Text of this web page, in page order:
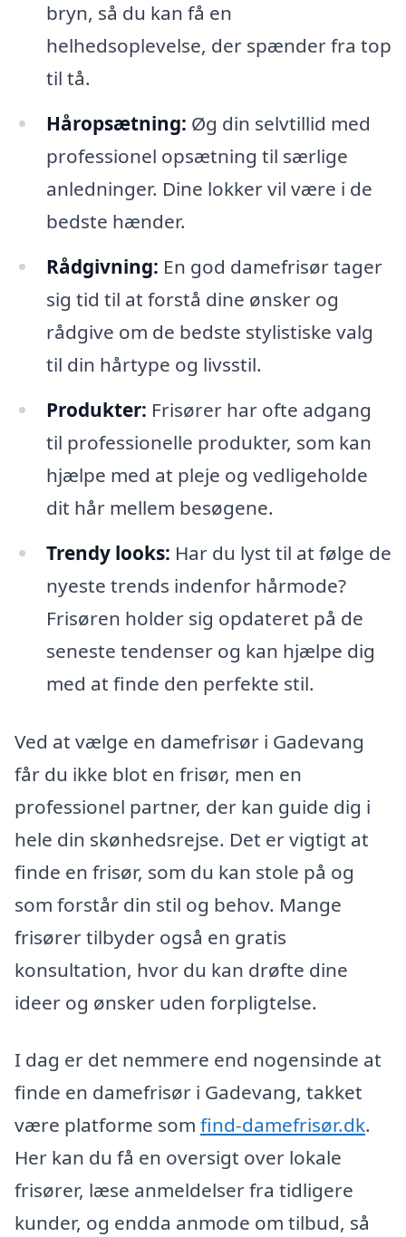
bryn, så du kan få en
helhedsoplevelse, der spænder fra top
til tå.
Håropsætning: Øg din selvtillid med
professionel opsætning til særlige
anledninger. Dine lokker vil være i de
bedste hænder.
Rådgivning: En god damefrisør tager
sig tid til at forstå dine ønsker og
rådgive om de bedste stylistiske valg
til din hårtype og livsstil.
Produkter: Frisører har ofte adgang
til professionelle produkter, som kan
hjælpe med at pleje og vedligeholde
dit hår mellem besøgene.
Trendy looks: Har du lyst til at følge de
nyeste trends indenfor hårmode?
Frisøren holder sig opdateret på de
seneste tendenser og kan hjælpe dig
med at finde den perfekte stil.
Ved at vælge en damefrisør i Gadevang
får du ikke blot en frisør, men en
professionel partner, der kan guide dig i
hele din skønhedsrejse. Det er vigtigt at
finde en frisør, som du kan stole på og
som forstår din stil og behov. Mange
frisører tilbyder også en gratis
konsultation, hvor du kan drøfte dine
ideer og ønsker uden forpligtelse.
I dag er det nemmere end nogensinde at
finde en damefrisør i Gadevang, takket
være platforme som find-damefrisør.dk.
Her kan du få en oversigt over lokale
frisører, læse anmeldelser fra tidligere
kunder, og endda anmode om tilbud, så